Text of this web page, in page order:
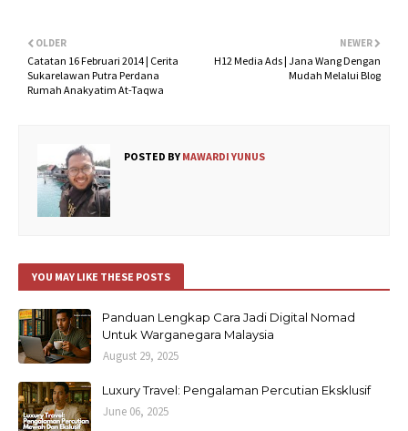
NEWER
H12 Media Ads | Jana Wang Dengan
Mudah Melalui Blog
OLDER
Catatan 16 Februari 2014 | Cerita
Sukarelawan Putra Perdana
Rumah Anakyatim At-Taqwa
POSTED BY MAWARDI YUNUS
YOU MAY LIKE THESE POSTS
Panduan Lengkap Cara Jadi Digital Nomad
Untuk Warganegara Malaysia
August 29, 2025
Luxury Travel: Pengalaman Percutian Eksklusif
June 06, 2025